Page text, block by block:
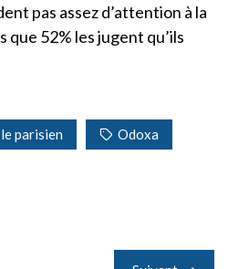
pas assez d’attention à la
52% les jugent qu’ils
le parisien Odoxa